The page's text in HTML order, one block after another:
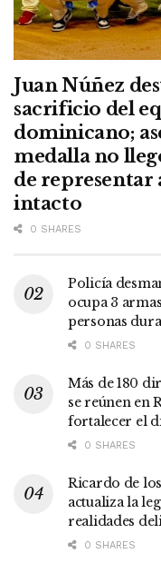
Juan Núñez
sacrificio del
dominicano;
medalla no
de representar
intacto
0 SHARES
Policía
ocupa 3
personas
0 SHARES
Más de 180
se reúnen en
fortalecer el
0 SHARES
Ricardo de
actualiza la
realidades
0 SHARES